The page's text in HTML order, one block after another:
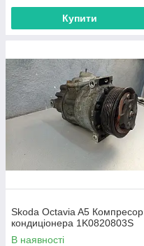
Купити
Skoda Octavia A5 Компресор
кондиціонера 1K0820803S
В наявності